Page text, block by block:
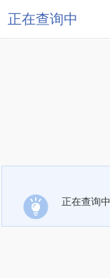
正在查询中
正在查询